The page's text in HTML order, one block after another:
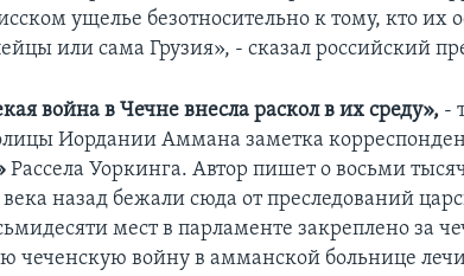
ущелье безотносительно к тому, кто их
или сама Грузия», - сказал российский
война в Чечне внесла раскол в их среду», -
Иордании Аммана заметка
Рассела Уоркинга. Автор пишет о восьми
века назад бежали сюда от преследований
мест в парламенте закреплено за
чеченскую войну в амманской больнице